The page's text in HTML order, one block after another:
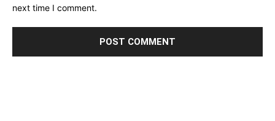
next time I comment.